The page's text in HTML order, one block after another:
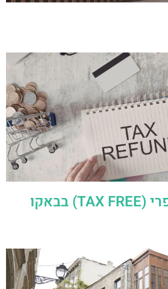
החזרי מס טקס פרי (TAX FREE) בבאקו